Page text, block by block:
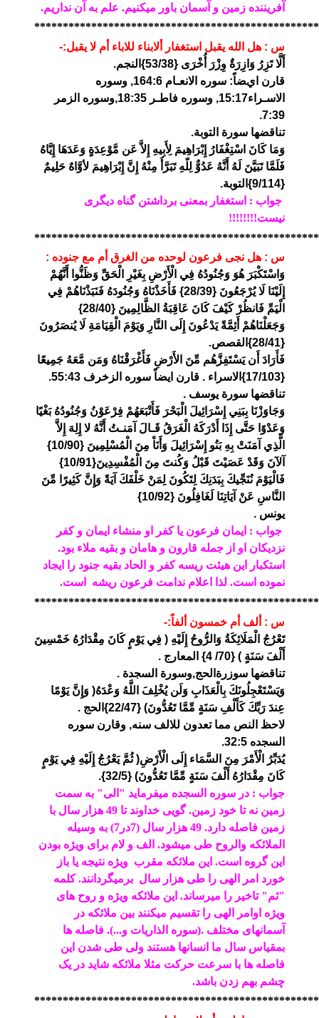
آفریننده زمین و آسمان باور میکنیم. علم به آن نداریم.
س : هل الله يقبل استغفار ألابناء للاباء أم لا يقبل:-
أَلَّا تَزِرُ وَازِرَةٌ وِزْرَ أُخْرَى {53/38}النجم.
قارن ايضاً: سوره الانعـام 164:6, وسوره
الاسـراء15:17, وسوره فاطـر 18:35,وسوره الزمر
7:39.
تناقضها سورة التوبة.
وَمَا كَانَ اسْتِغْفَارُ إِبْرَاهِيمَ لِأَبِيهِ إِلاَّ عَن مَّوْعِدَةٍ وَعَدَهَا إِيَّاهُ
فَلَمَّا تَبَيَّنَ لَهُ أَنَّهُ عَدُوٌّ لِلّهِ تَبَرَّأَ مِنْهُ إِنَّ إِبْرَاهِيمَ لأوَّاهٌ حَلِيمٌ
{9/114}التوبة.
جواب : استغفار بمعنی برداشتن گناه دیگری
نیست!!!!!!!!
س : هل نجى فرعون لوحده من الغرق أم مع جنوده :
وَاسْتَكْبَرَ هُوَ وَجُنُودُهُ فِي الْأَرْضِ بِغَيْرِ الْحَقِّ وَظَنُّوا أَنَّهُمْ
إِلَيْنَا لَا يُرْجَعُونَ {28/39} فَأَخَذْنَاهُ وَجُنُودَهُ فَنَبَذْنَاهُمْ فِي
الْيَمِّ فَانظُرْ كَيْفَ كَانَ عَاقِبَةُ الظَّالِمِينَ {28/40}
وَجَعَلْنَاهُمْ أَئِمَّةً يَدْعُونَ إِلَى النَّارِ وَيَوْمَ الْقِيَامَةِ لَا يُنصَرُونَ
{28/41}القصص.
فَأَرَادَ أَن يَسْتَفِزَّهُم مِّنَ الأَرْضِ فَأَغْرَقْنَاهُ وَمَن مَّعَهُ جَمِيعًا
{17/103}الاسراء . قارن ايضاً سوره الزخرف 55:43.
تناقضها سورة يوسف .
وَجَاوَزْنَا بِبَنِي إِسْرَائِيلَ الْبَحْرَ فَأَتْبَعَهُمْ فِرْعَوْنُ وَجُنُودُهُ بَغْيًا
وَعَدْوًا حَتَّى إِذَا أَدْرَكَهُ الْغَرَقُ قَـالَ آمَنـتُ أَنَّهُ لا إِلِهَ إِلاَّ
الَّذِي آمَنَتْ بِهِ بَنُو إِسْرَائِيلَ وَأَنَاْ مِنَ الْمُسْلِمِينَ {10/90}
آلآنَ وَقَدْ عَصَيْتَ قَبْلُ وَكُنتَ مِنَ الْمُفْسِدِينَ{10/91}
فَالْيَوْمَ نُنَجِّيكَ بِبَدَنِكَ لِتَكُونَ لِمَنْ خَلْفَكَ آيَةً وَإِنَّ كَثِيرًا مِّنَ
النَّاسِ عَنْ آيَاتِنَا لَغَافِلُونَ {10/92}
يونس .
جواب : ایمان فرعون یا کفر او منشاء ایمان و کفر
نزدیکان او از جمله قارون و هامان و بقیه ملاء بود.
استکبار این هیئت ریسه کفر و الحاد بقیه جنود را ایجاد
نموده است. لذا اعلام ندامت فرعون ریشه است.
س : ألف أم خمسون ألفاً:-
تَعْرُجُ الْمَلَائِكَةُ وَالرُّوحُ إِلَيْهِ ( فِي يَوْمٍ كَانَ مِقْدَارُهُ خَمْسِينَ
أَلْفَ سَنَةٍ ) {70/ 4} المعارج .
تناقضها سوزرةالحج,وسورة السجدة .
وَيَسْتَعْجِلُونَكَ بِالْعَذَابِ وَلَن يُخْلِفَ اللَّهُ وَعْدَهُ( وَإِنَّ يَوْمًا
عِندَ رَبِّكَ كَأَلْفِ سَنَةٍ مِّمَّا تَعُدُّونَ) {22/47}الحج .
لاحظ النص مما تعدون للالف سنه, وقارن سوره
السجده 32:5.
يُدَبِّرُ الْأَمْرَ مِنَ السَّمَاء إِلَى الْأَرْضِ( ثُمَّ يَعْرُجُ إِلَيْهِ فِي يَوْمٍ
كَانَ مِقْدَارُهُ أَلْفَ سَنَةٍ مِّمَّا تَعُدُّونَ) {32/5}.
جواب : در سوره السجده میفرماید "الی" به سمت
زمین نه تا خود زمین. گویی خداوند تا 49 هزار سال با
زمین فاصله دارد. 49 هزار سال (7در7) به وسیله
الملائکه والروح طی میشود. الف و لام برای ویژه بودن
این گروه است. این ملائکه مقرب ویژه نتیجه یا باز
خورد امر الهی را طی هزار سال برمیگردانند. کلمه
"ثم" تاخیر را میرساند. این ملائکه ویژه و روح های
ویژه اوامر الهی را تقسیم میکنند بین ملائکه در
آسمانهای مختلف .(سوره الذاریات و...). فاصله ها
بمقیاس سال ما انسانها هستند ولی طی شدن این
فاصله ها با سرعت حرکت مثلا ملائکه شاید در یک
چشم بهم زدن باشد.